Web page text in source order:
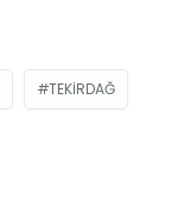
TEKIRDAĞ